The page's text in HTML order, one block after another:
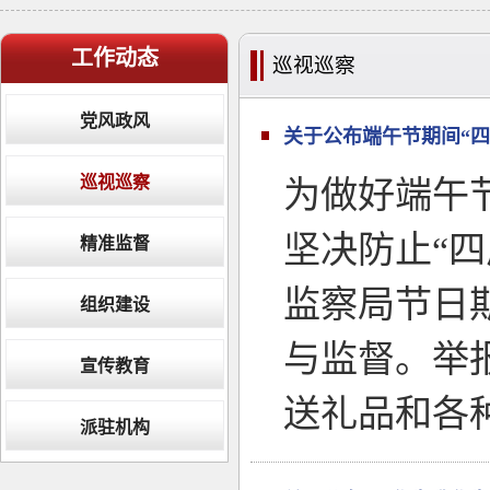
工作动态
党风政风
巡视巡察
精准监督
组织建设
宣传教育
派驻机构
巡视巡察
关于公布端午节期间“
为做好端午
坚决防止“
监察局节日
与监督。举
送礼品和各